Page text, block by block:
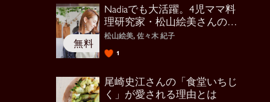
Nadiaでも大活躍。4児ママ料
理研究家・松山絵美さんの原
点
松山絵美, 佐々木 紀子
1
尾崎史江さんの「食堂いちじ
く」が愛される理由とは